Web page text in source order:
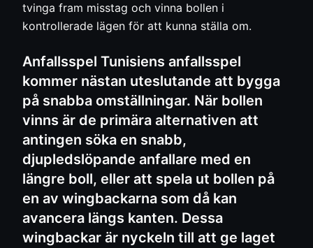
tvinga fram misstag och vinna bollen i
kontrollerade lägen för att kunna ställa om.
Anfallsspel Tunisiens anfallsspel
kommer nästan uteslutande att bygga
på snabba omställningar. När bollen
vinns är de primära alternativen att
antingen söka en snabb,
djupledslöpande anfallare med en
längre boll, eller att spela ut bollen på
en av wingbackarna som då kan
avancera längs kanten. Dessa
wingbackar är nyckeln till att ge laget